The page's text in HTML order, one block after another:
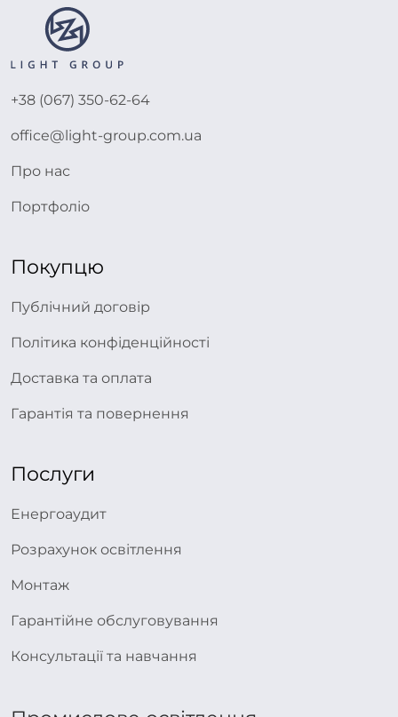
+38 (067) 350-62-64
office@light-group.com.ua
Про нас
Портфоліо
Покупцю
Публічний договір
Політика конфіденційності
Доставка та оплата
Гарантія та повернення
Послуги
Енергоаудит
Розрахунок освітлення
Монтаж
Гарантійне обслуговування
Консультації та навчання